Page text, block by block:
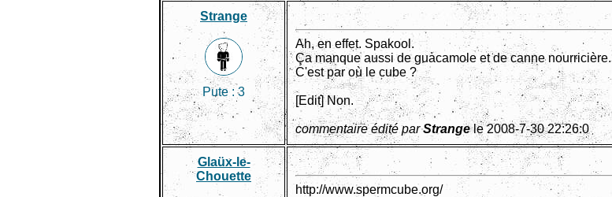
Strange
Pute :3
Ah, en effet. Spakool.
Ça manque aussi de guacamole et de canne nourricière.
C'est par où le cube ?
[Edit] Non.
commentaire édité parStrangele 2008-7-30 22:26:0
Glaüx-le-
Chouette
http://www.spermcube.org/